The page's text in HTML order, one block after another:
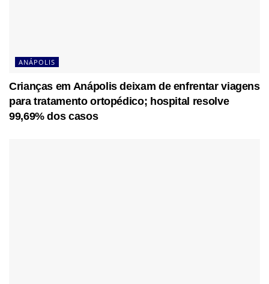
ANÁPOLIS
Crianças em Anápolis deixam de enfrentar viagens
para tratamento ortopédico; hospital resolve
99,69% dos casos